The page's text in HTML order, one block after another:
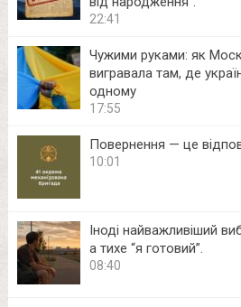
22:41
Чужими руками: як
вигравала там, де
одному
17:55
Повернення — це
10:01
Іноді найважливіший
а тихе “я готовий”.
08:40